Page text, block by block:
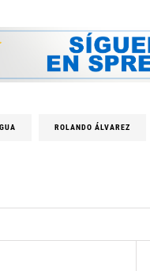
ROLANDO ÁLVAREZ